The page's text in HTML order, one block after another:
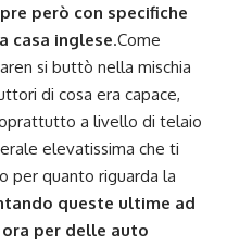
però con specifiche
casa inglese.Come
si buttò nella mischia
di cosa era capace,
a livello di telaio
elevatissima che ti
per quanto riguarda la
queste ultime ad
per delle auto